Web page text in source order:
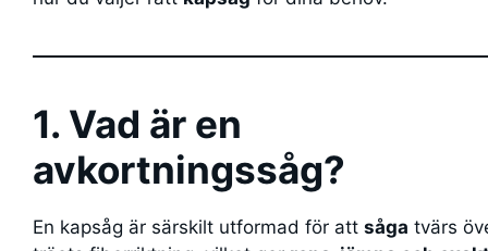
1. Vad är en
avkortningssåg?
En kapsåg är särskilt utformad för att såga tvärs